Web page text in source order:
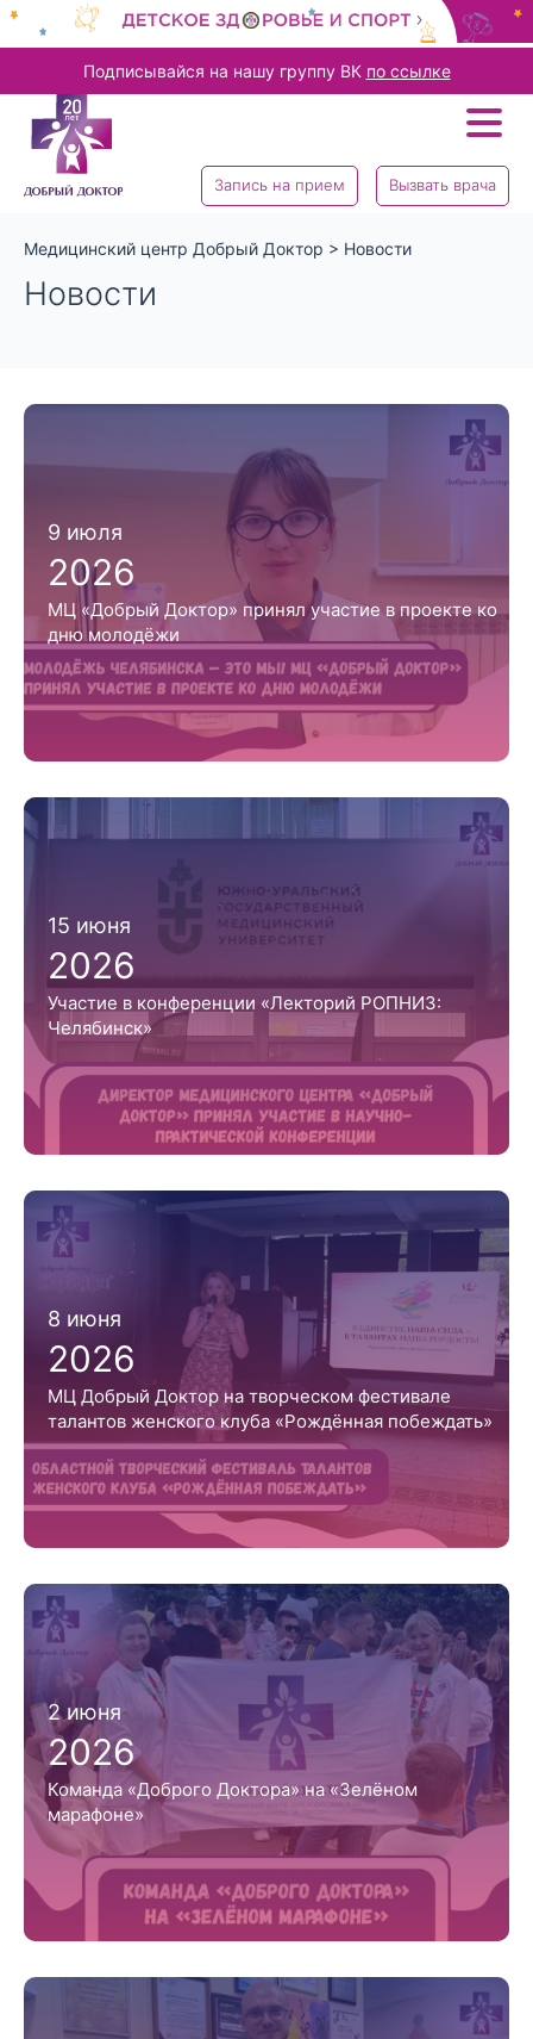
Подписывайся на нашу группу ВК по ссылке
Запись на прием Вызвать врача
Медицинский центр Добрый Доктор > Новости
Новости
9 июля
2026
МЦ «Добрый Доктор» принял участие в проекте ко
дню молодёжи
15 июня
2026
Участие в конференции «Лекторий РОПНИЗ:
Челябинск»
8 июня
2026
МЦ Добрый Доктор на творческом фестивале
талантов женского клуба «Рождённая побеждать»
2 июня
2026
Команда «Доброго Доктора» на «Зелёном
марафоне»